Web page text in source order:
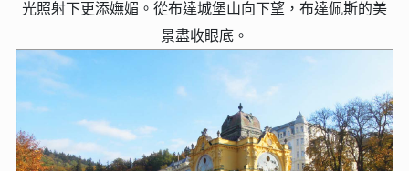
光照射下更添嫵媚。從布達城堡山向下望，布達佩斯的美
景盡收眼底。